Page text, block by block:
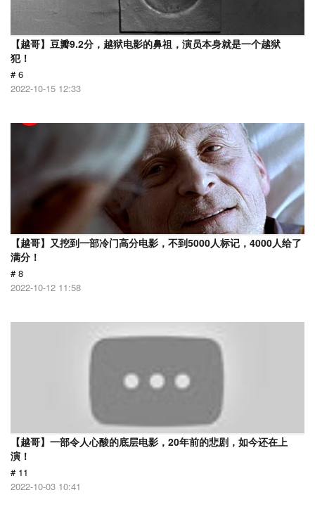
【越哥】豆瓣9.2分，越狱电影的鼻祖，演员本身就是一个越狱
犯！
# 6
2022-10-15 12:33
【越哥】又挖到一部冷门高分电影，不到5000人标记，4000人给了
满分！
# 8
2022-10-12 11:58
【越哥】一部令人心酸的底层电影，20年前的悲剧，如今还在上
演！
# 11
2022-10-03 10:41